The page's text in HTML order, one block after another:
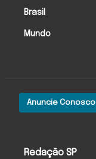
Redação SP
Anuncie Conosco
Brasil
Mundo